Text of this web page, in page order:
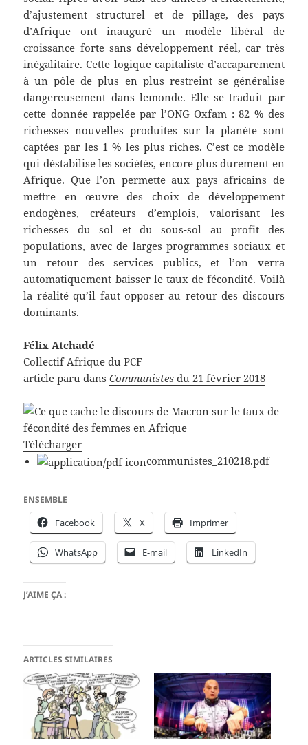
d’ajustement structurel et de pillage, des pays
d’Afrique ont inauguré un modèle libéral de
croissance forte sans développement réel, car très
inégalitaire. Cette logique capitaliste d’accaparement
à un pôle de plus en plus restreint se généralise
dangereusement dans lemonde. Elle se traduit par
cette donnée rappelée par l’ONG Oxfam : 82 % des
richesses nouvelles produites sur la planète sont
captées par les 1 % les plus riches. C’est ce modèle
qui déstabilise les sociétés, encore plus durement en
Afrique. Que l’on permette aux pays africains de
mettre en œuvre des choix de développement
endogènes, créateurs d’emplois, valorisant les
richesses du sol et du sous-sol au profit des
populations, avec de larges programmes sociaux et
un retour des services publics, et l’on verra
automatiquement baisser le taux de fécondité. Voilà
la réalité qu’il faut opposer au retour des discours
dominants.
Félix Atchadé
Collectif Afrique du PCF
article paru dans Communistes du 21 février 2018
Télécharger
communistes_210218.pdf
ENSEMBLE
Facebook X Imprimer
WhatsApp E-mail LinkedIn
J’AIME ÇA :
ARTICLES SIMILAIRES